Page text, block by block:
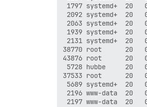
1797
2092
2063
1939
2131
38770
43876
5728
37533 root
5689
2196
2197